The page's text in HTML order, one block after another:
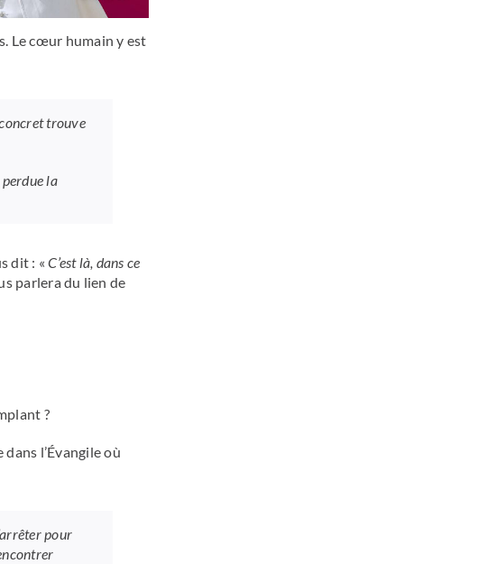
Le cœur humain y est
trouve
la
dit : «C’est là, dans ce
parlera du lien de
?
l’Évangile où
pour